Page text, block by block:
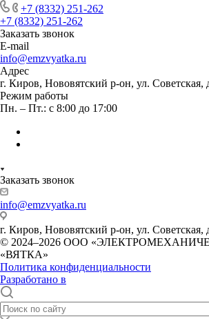
+7 (8332) 251-262
+7 (8332) 251-262
Заказать звонок
E-mail
info@emzvyatka.ru
Адрес
г. Киров, Нововятский р-он, ул. Советская,
Режим работы
Пн. – Пт.: с 8:00 до 17:00
Заказать звонок
info@emzvyatka.ru
г. Киров, Нововятский р-он, ул. Советская,
© 2024–2026 ООО
«ВЯТКА»
Политика конфиденциальности
Разработано в